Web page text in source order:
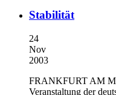
Stabilität
24
Nov
2003
FRANKFURT AM
Veranstaltung der